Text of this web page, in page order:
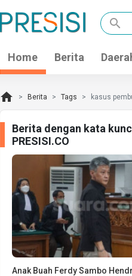
search
Home Berita
home Berita Tags kasus
Berita dengan kata
PRESISI.CO
Anak Buah Ferdy Sambo